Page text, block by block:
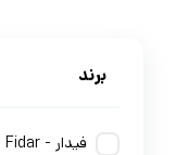
برند
فیدار - Fidar